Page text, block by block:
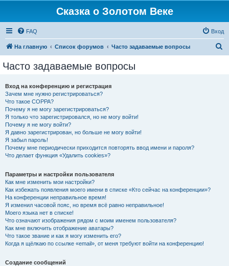
Сказка о Золотом Веке
FAQ Вход
На главную Список форумов Часто задаваемые вопросы
Часто задаваемые вопросы
Вход на конференцию и регистрация
Зачем мне нужно регистрироваться?
Что такое COPPA?
Почему я не могу зарегистрироваться?
Я только что зарегистрировался, но не могу войти!
Почему я не могу войти?
Я давно зарегистрирован, но больше не могу войти!
Я забыл пароль!
Почему мне периодически приходится повторять ввод имени и пароля?
Что делает функция «Удалить cookies»?
Параметры и настройки пользователя
Как мне изменить мои настройки?
Как избежать появления моего имени в списке «Кто сейчас на конференции»?
На конференции неправильное время!
Я изменил часовой пояс, но время всё равно неправильное!
Моего языка нет в списке!
Что означают изображения рядом с моим именем пользователя?
Как мне включить отображение аватары?
Что такое звание и как я могу изменить его?
Когда я щёлкаю по ссылке «email», от меня требуют войти на конференцию!
Создание сообщений